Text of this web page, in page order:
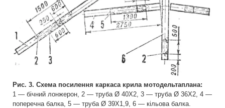
Рис. 3. Схема посилення каркаса крила мотодельтаплана:
1 — бічний лонжерон, 2 — труба Ø 40X2, 3 — труба Ø 36X2, 4 —
поперечна балка, 5 — труба Ø 39X1,9, 6 — кільова балка.